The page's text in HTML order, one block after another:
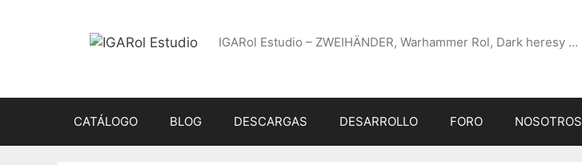
IGARol Estudio – ZWEIHÄNDER, Warhammer Rol, Dark heresy …
CATÁLOGO BLOG DESCARGAS DESARROLLO FORO NOSOTROS